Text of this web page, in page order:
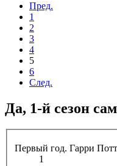
Пред.
1
2
3
4
5
6
След.
Да, 1-й сезон
Первый год. Гарри
1